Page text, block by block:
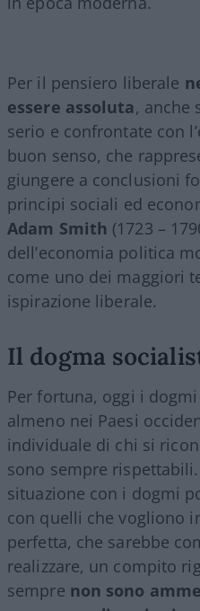
Per il pensiero liberale
essere assoluta, anche
serio e confrontate con
buon senso, che
giungere a conclusioni
principi sociali ed
Adam Smith (1723 –
dell’economia politica
come uno dei maggiori
ispirazione liberale.
Il dogma
Per fortuna, oggi i
almeno nei Paesi
individuale di chi si
sono sempre
situazione con i dogmi
con quelli che vogliono
perfetta, che sarebbe
realizzare, un compito
sempre non sono